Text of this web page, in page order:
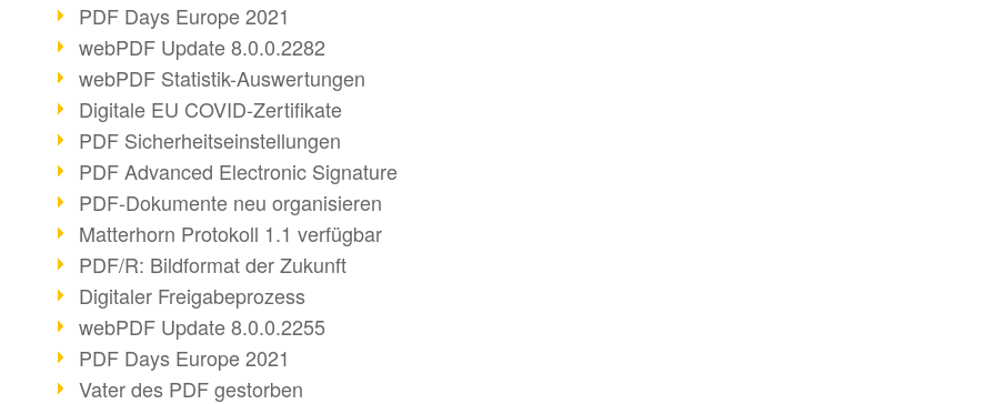
PDF Days Europe 2021
webPDF Update 8.0.0.2282
webPDF Statistik-Auswertungen
Digitale EU COVID-Zertifikate
PDF Sicherheitseinstellungen
PDF Advanced Electronic Signature
PDF-Dokumente neu organisieren
Matterhorn Protokoll 1.1 verfügbar
PDF/R: Bildformat der Zukunft
Digitaler Freigabeprozess
webPDF Update 8.0.0.2255
PDF Days Europe 2021
Vater des PDF gestorben